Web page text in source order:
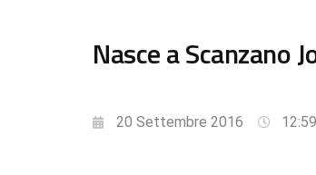
Nasce a Scanzano
20 Settembre 2016 12:59